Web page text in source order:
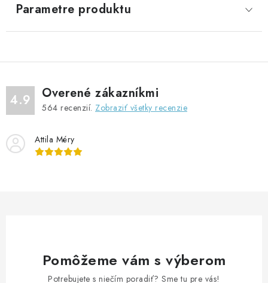
Parametre produktu
4.9 Overené zákazníkmi
564 recenzií. Zobraziť všetky recenzie
Attila Méry
Pomôžeme vám s výberom
Potrebujete s niečím poradiť? Sme tu pre vás!